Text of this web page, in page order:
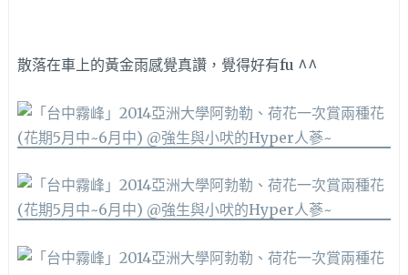
散落在車上的黃金雨感覺真讚，覺得好有fu ^^